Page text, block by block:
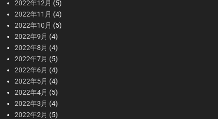
2022年12月 (5)
2022年11月 (4)
2022年10月 (5)
2022年9月 (4)
2022年8月 (4)
2022年7月 (5)
2022年6月 (4)
2022年5月 (4)
2022年4月 (5)
2022年3月 (4)
2022年2月 (5)